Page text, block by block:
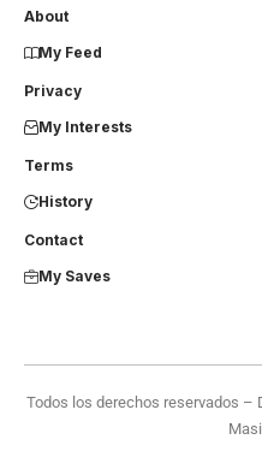
About
My Feed
Privacy
My Interests
Terms
History
Contact
My Saves
Todos los derechos reservados –